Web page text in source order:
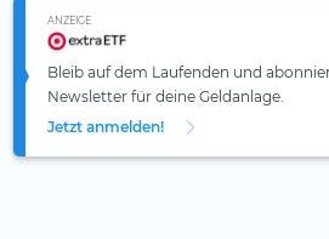
ANZEIGE
Bleib auf dem Laufenden und
Newsletter für deine Geldanlage.
Jetzt anmelden!